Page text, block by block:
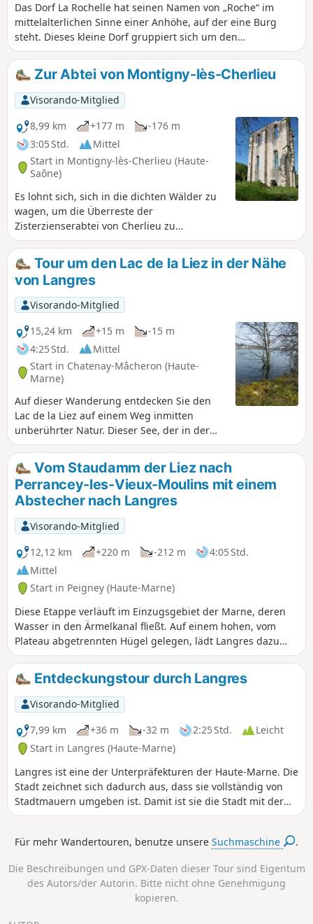
Das Dorf La Rochelle hat seinen Namen von „Roche“ im
mittelalterlichen Sinne einer Anhöhe, auf der eine Burg
steht. Dieses kleine Dorf gruppiert sich um den
Schlossplatz; das Wasser seiner Brunnen trägt zu seinem
Charme und seiner Authentizität bei.
Zur Abtei von Montigny-lès-Cherlieu
Visorando-Mitglied
8,99 km
+177 m
-176 m
3:05 Std.
Mittel
Start in Montigny-lès-Cherlieu (Haute-
Saône)
Es lohnt sich, sich in die dichten Wälder zu
wagen, um die Überreste der
Zisterzienserabtei von Cherlieu zu
entdecken.
Tour um den Lac de la Liez in der Nähe
von Langres
Visorando-Mitglied
15,24 km
+15 m
-15 m
4:25 Std.
Mittel
Start in Chatenay-Mâcheron (Haute-
Marne)
Auf dieser Wanderung entdecken Sie den
Lac de la Liez auf einem Weg inmitten
unberührter Natur. Dieser See, der in der
Saison sehr belebt ist, lädt zum Entspannen
ein, entweder am Strand oder bei den
verschiedenen angebotenen Aktivitäten
(Segeln, Wasserski, Tubing usw.). Aber auch
Naturliebhaber kommen außerhalb des
Bereichs um den Damm des Stausees Lac de
la Liez und Langres Plage voll auf ihre
Kosten.
Vom Staudamm der Liez nach
Perrancey-les-Vieux-Moulins mit einem
Abstecher nach Langres
Visorando-Mitglied
12,12 km
+220 m -212 m
4:05 Std.
Mittel
Start in Peigney (Haute-Marne)
Diese Etappe verläuft im Einzugsgebiet der Marne, deren
Wasser in den Ärmelkanal fließt. Auf einem hohen, vom
Plateau abgetrennten Hügel gelegen, lädt Langres dazu
ein, auf seinen Stadtmauern zu flanieren. Ziehen Sie die
Restaurants hier dem üblichen Picknick vor.
Entdeckungstour durch Langres
Visorando-Mitglied
7,99 km
+36 m -32 m 2:25 Std.
Leicht
Start in Langres (Haute-Marne)
Langres ist eine der Unterpräfekturen der Haute-Marne. Die
Stadt zeichnet sich dadurch aus, dass sie vollständig von
Stadtmauern umgeben ist. Damit ist sie die Stadt mit der
längsten Befestigungsanlage Europas. Auf dieser Etappe
und den 3 Kilometer langen Wehrgang der mittelalterlichen
Stadt ist ebenso reizvoll und bietet zahlreiche historische
Denkmäler, darunter die Kathedrale Saint-Mammès. Und
für diejenigen, die ihren Besuch in Langres verlängern
möchten, gibt es auch das Stadtmuseum zu besichtigen.
Für mehr Wandertouren, benutze unsereSuchmaschine .
Die Beschreibungen und GPX-Daten dieser Tour sind Eigentum
des Autors/der Autorin. Bitte nicht ohne Genehmigung
kopieren.